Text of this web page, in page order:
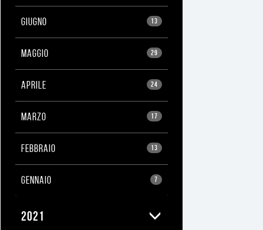
13
GIUGNO
29
MAGGIO
24
APRILE
17
MARZO
13
FEBBRAIO
7
GENNAIO
2021